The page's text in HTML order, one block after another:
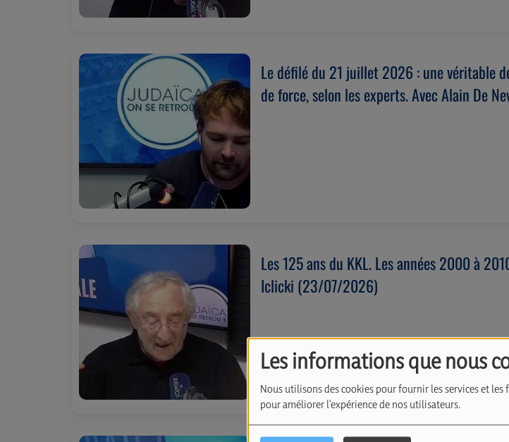
Les informations que nous
Nous utilisons des cookies pour fournir les services et
pour améliorer l'expérience de nos utilisateurs.
Le défilé du 21 juillet 2026 : une véritable
de force, selon les experts. Avec Alain De
Les 125 ans du KKL. Les années 2000 à
Iclicki (23/07/2026)